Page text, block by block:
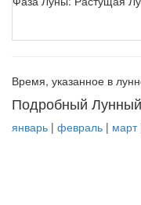
Время, указанное в
Подробный
январь | февраль | март